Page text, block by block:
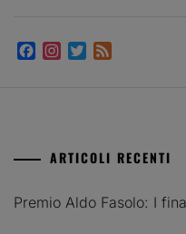
Facebook
Instagram
Twitter
ARTICOLI RECENTI
Premio Aldo Fasolo: I